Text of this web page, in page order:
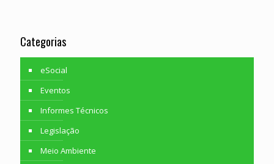
Categorias
eSocial
Eventos
Informes Técnicos
Legislação
Meio Ambiente